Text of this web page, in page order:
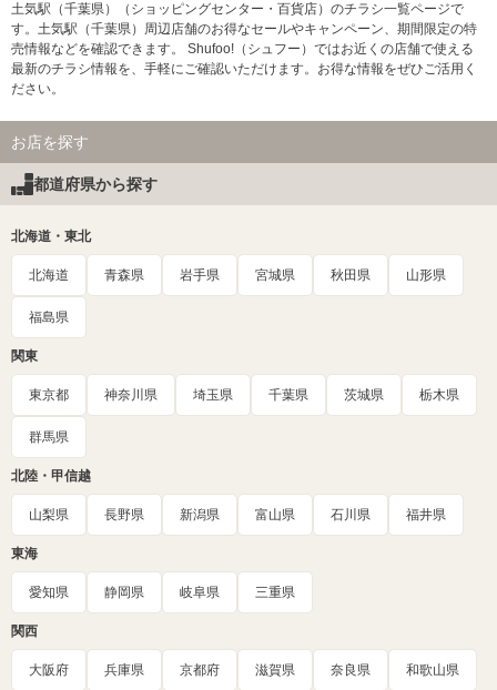
土気駅（千葉県）（ショッピングセンター・百貨店）のチラシ一覧ページで
す。土気駅（千葉県）周辺店舗のお得なセールやキャンペーン、期間限定の特
売情報などを確認できます。 Shufoo!（シュフー）ではお近くの店舗で使える
最新のチラシ情報を、手軽にご確認いただけます。お得な情報をぜひご活用く
ださい。
お店を探す
都道府県から探す
北海道・東北
北海道 青森県 岩手県 宮城県 秋田県 山形県
福島県
関東
東京都 神奈川県 埼玉県 千葉県 茨城県 栃木県
群馬県
北陸・甲信越
山梨県 長野県 新潟県 富山県 石川県 福井県
東海
愛知県 静岡県 岐阜県 三重県
関西
大阪府 兵庫県 京都府 滋賀県 奈良県 和歌山県